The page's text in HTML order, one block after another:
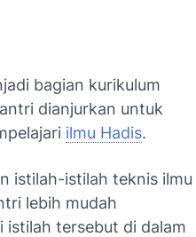
bagian kurikulum
dianjurkan untuk
ilmu Hadis.
istilah-istilah teknis ilmu
lebih mudah
istilah tersebut di dalam